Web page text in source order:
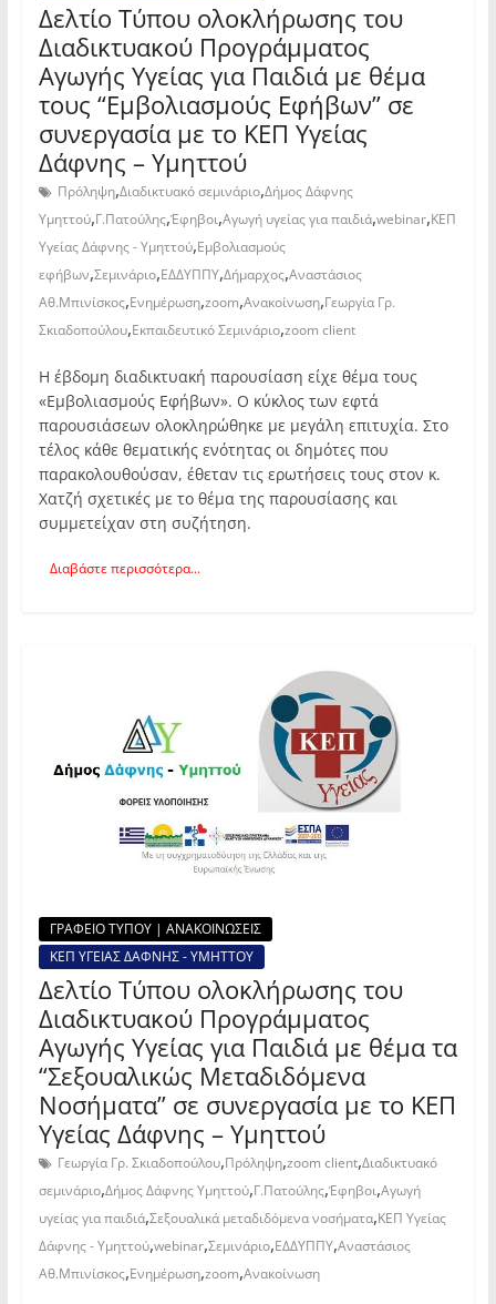
Δελτίο Τύπου ολοκλήρωσης του
Διαδικτυακού Προγράμματος
Αγωγής Υγείας για Παιδιά με θέμα
τους “Εμβολιασμούς Εφήβων” σε
συνεργασία με το ΚΕΠ Υγείας
Δάφνης – Υμηττού
Πρόληψη,Διαδικτυακό σεμινάριο,Δήμος Δάφνης
Υμηττού,Γ.Πατούλης,Έφηβοι,Αγωγή υγείας για παιδιά,webinar,ΚΕΠ
Υγείας Δάφνης - Υμηττού,Εμβολιασμούς
εφήβων,Σεμινάριο,ΕΔΔΥΠΠΥ,Δήμαρχος,Αναστάσιος
Αθ.Μπινίσκος,Ενημέρωση,zoom,Ανακοίνωση,Γεωργία Γρ.
Σκιαδοπούλου,Εκπαιδευτικό Σεμινάριο,zoom client
Η έβδομη διαδικτυακή παρουσίαση είχε θέμα τους
«Εμβολιασμούς Εφήβων». Ο κύκλος των εφτά
παρουσιάσεων ολοκληρώθηκε με μεγάλη επιτυχία. Στο
τέλος κάθε θεματικής ενότητας οι δημότες που
παρακολουθούσαν, έθεταν τις ερωτήσεις τους στον κ.
Χατζή σχετικές με το θέμα της παρουσίασης και
συμμετείχαν στη συζήτηση.
Διαβάστε περισσότερα...
ΓΡΑΦΕΙΟ ΤΥΠΟΥ | ΑΝΑΚΟΙΝΩΣΕΙΣ
ΚΕΠ ΥΓΕΙΑΣ ΔΑΦΝΗΣ - ΥΜΗΤΤΟΥ
Δελτίο Τύπου ολοκλήρωσης του
Διαδικτυακού Προγράμματος
Αγωγής Υγείας για Παιδιά με θέμα τα
“Σεξουαλικώς Μεταδιδόμενα
Νοσήματα” σε συνεργασία με το ΚΕΠ
Υγείας Δάφνης – Υμηττού
Γεωργία Γρ. Σκιαδοπούλου,Πρόληψη,zoom client,Διαδικτυακό
σεμινάριο,Δήμος Δάφνης Υμηττού,Γ.Πατούλης,Έφηβοι,Αγωγή
υγείας για παιδιά,Σεξουαλικά μεταδιδόμενα νοσήματα,ΚΕΠ Υγείας
Δάφνης - Υμηττού,webinar,Σεμινάριο,ΕΔΔΥΠΠΥ,Αναστάσιος
Αθ.Μπινίσκος,Ενημέρωση,zoom,Ανακοίνωση